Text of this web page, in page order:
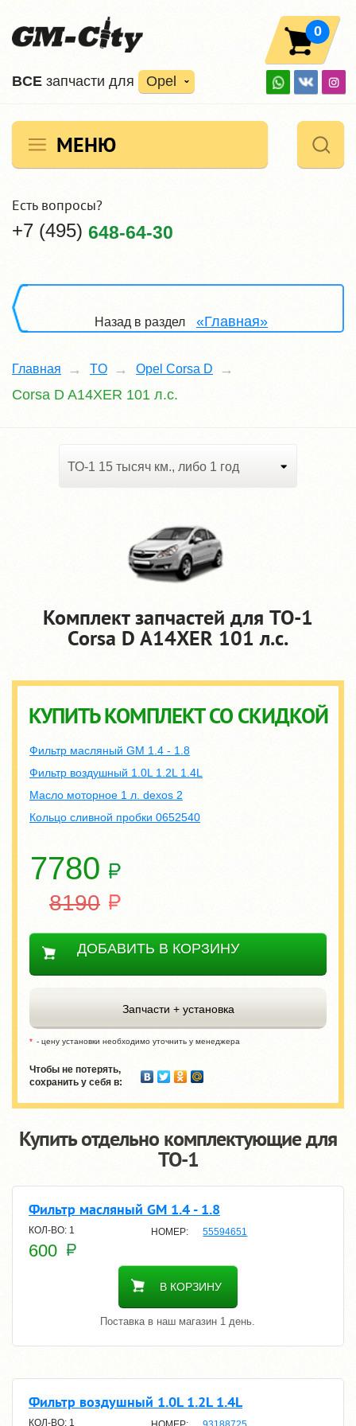
ВCE запчасти для Opel
0
МЕНЮ
Есть вопросы?
+7 (495) 648-64-30
Назад в раздел «Главная»
Главная TO Opel Corsa D
Corsa D A14XER 101 л.с.
ТО-1 15 тысяч км., либо 1 год
Комплект запчастей для TO-1
Corsa D A14XER 101 л.с.
КУПИТЬ КОМПЛЕКТ СО СКИДКОЙ
Фильтр масляный GM 1.4 - 1.8
Фильтр воздушный 1.0L 1.2L 1.4L
Масло моторное 1 л. dexos 2
Кольцо сливной пробки 0652540
7780
8190
ДОБАВИТЬ В КОРЗИНУ
Запчасти + установка
- цену установки необходимо уточнить у менеджера
Чтобы не потерять,
сохранить у себя в:
Купить отдельно комплектующие для
TO-1
Фильтр масляный GM 1.4 - 1.8
1 55594651
600
В КОРЗИНУ
Поставка в наш магазин 1 день.
Фильтр воздушный 1.0L 1.2L 1.4L
1